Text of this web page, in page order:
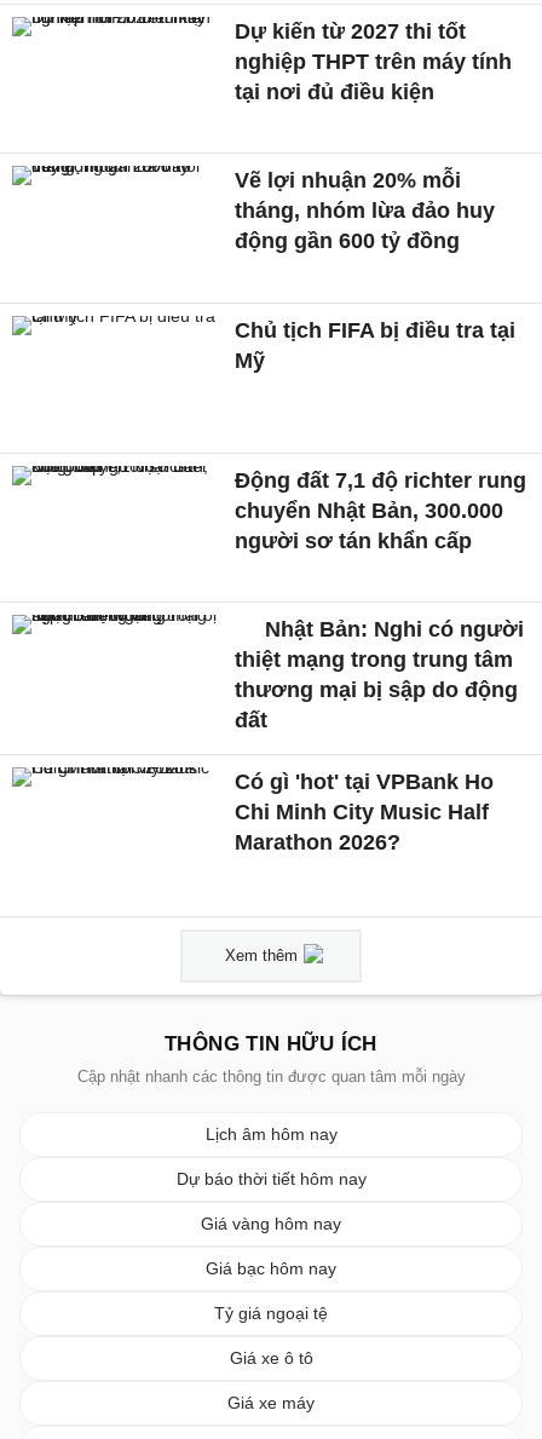
Dự kiến từ 2027 thi tốt
nghiệp THPT trên máy tính
tại nơi đủ điều kiện
Vẽ lợi nhuận 20% mỗi
tháng, nhóm lừa đảo huy
động gần 600 tỷ đồng
Chủ tịch FIFA bị điều tra tại
Mỹ
Động đất 7,1 độ richter rung
chuyển Nhật Bản, 300.000
người sơ tán khẩn cấp
Nhật Bản: Nghi có người
thiệt mạng trong trung tâm
thương mại bị sập do động
đất
Có gì 'hot' tại VPBank Ho
Chi Minh City Music Half
Marathon 2026?
Xem thêm
THÔNG TIN HỮU ÍCH
Cập nhật nhanh các thông tin được quan tâm mỗi ngày
Lịch âm hôm nay
Dự báo thời tiết hôm nay
Giá vàng hôm nay
Giá bạc hôm nay
Tỷ giá ngoại tệ
Giá xe ô tô
Giá xe máy